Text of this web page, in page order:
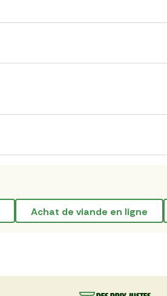
achat de viande en ligne